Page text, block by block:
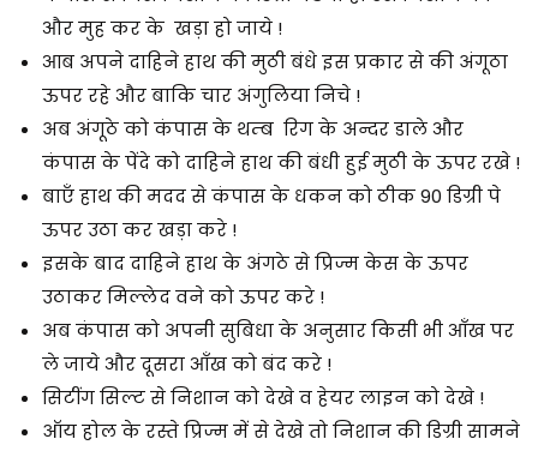
और मुह कर के खड़ा हो जाये !
आब अपने दाहिने हाथ की मुठी बंधे इस प्रकार से की अंगूठा
ऊपर रहे और बाकि चार अंगुलिया निचे !
अब अंगूठे को कंपास के थम्ब रिग के अन्दर डाले और
कंपास के पेंदे को दाहिने हाथ की बंधी हुई मुठी के ऊपर रखे !
बाएँ हाथ की मदद से कंपास के धकन को ठीक 90 डिग्री पे
ऊपर उठा कर खड़ा करे !
इसके बाद दाहिने हाथ के अंगठे से प्रिज्म केस के ऊपर
उठाकर मिल्लेद वने को ऊपर करे !
अब कंपास को अपनी सुबिधा के अनुसार किसी भी आँख पर
ले जाये और दूसरा आँख को बंद करे !
सिटींग सिल्ट से निशान को देखे व हेयर लाइन को देखे !
ऑय होल के रस्ते प्रिज्म में से देखे तो निशान की डिग्री सामने